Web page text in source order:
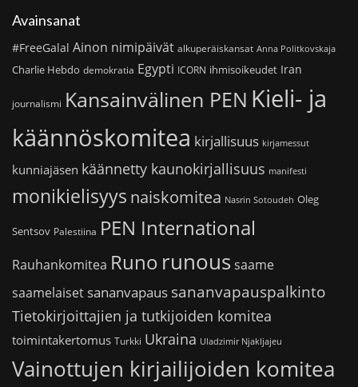
Avainsanat
#FreeGalal Ainon nimipäivät alkuperäiskansat Anna Politkovskaja
Charlie Hebdo demokratia Egypti ICORN ihmisoikeudet Iran
journalismi Kansainvälinen PEN Kieli- ja
käännöskomitea kirjallisuus kirjamessut
kunniajäsen käännetty kaunokirjallisuus manifesti
monikielisyys naiskomitea Nasrin Sotoudeh Oleg
Sentsov Palestiina PEN International
Rauhankomitea Runo runoussaame
saamelaiset sananvapaus sananvapauspalkinto
Tietokirjoittajien ja tutkijoiden komitea
toimintakertomus Turkki Ukraina Uladzimir Njakljajeu
Vainottujen kirjailijoiden komitea